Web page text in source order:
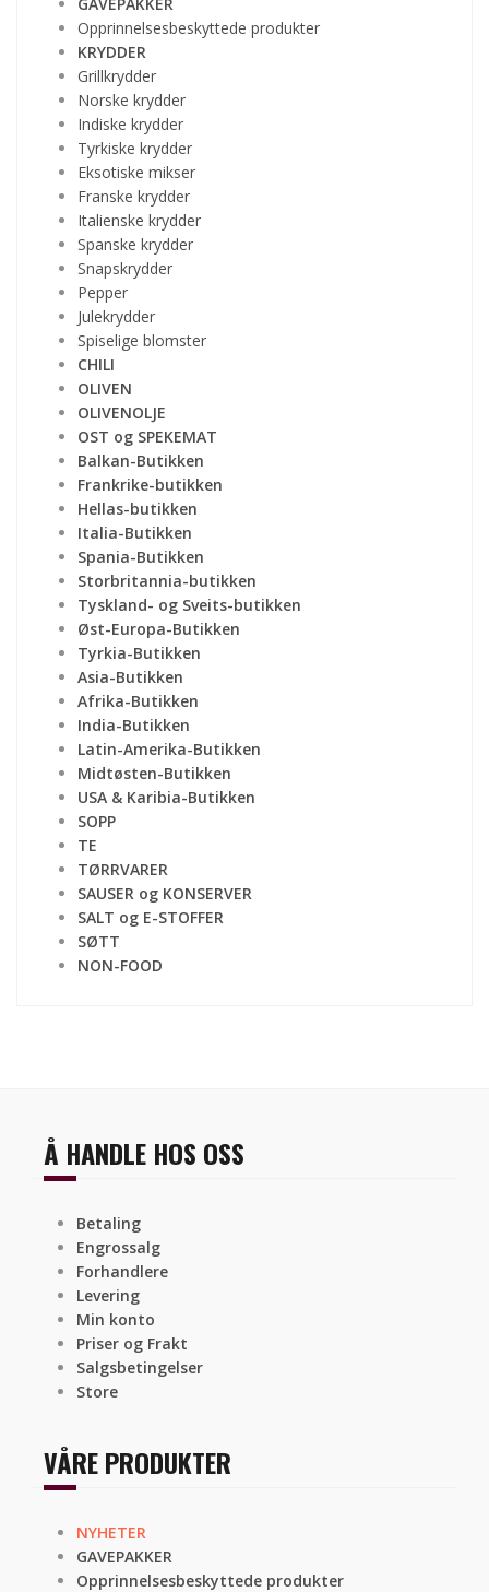
Opprinnelsesbeskyttede produkter
KRYDDER
Grillkrydder
Norske krydder
Indiske krydder
Tyrkiske krydder
Eksotiske mikser
Franske krydder
Italienske krydder
Spanske krydder
Snapskrydder
Pepper
Julekrydder
Spiselige blomster
CHILI
OLIVEN
OLIVENOLJE
OST og SPEKEMAT
Balkan-Butikken
Frankrike-butikken
Hellas-butikken
Italia-Butikken
Spania-Butikken
Storbritannia-butikken
Tyskland- og Sveits-butikken
Øst-Europa-Butikken
Tyrkia-Butikken
Asia-Butikken
Afrika-Butikken
India-Butikken
Latin-Amerika-Butikken
Midtøsten-Butikken
USA & Karibia-Butikken
SOPP
TE
TØRRVARER
SAUSER og KONSERVER
SALT og E-STOFFER
SØTT
NON-FOOD
Å HANDLE HOS OSS
Betaling
Engrossalg
Forhandlere
Levering
Min konto
Priser og Frakt
Salgsbetingelser
Store
VÅRE PRODUKTER
NYHETER
GAVEPAKKER
Opprinnelsesbeskyttede produkter